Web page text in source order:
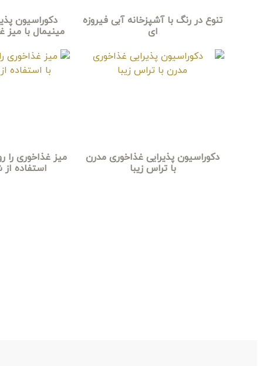
تنوع در رنگ با آشپزخانه آبی فیروزه
ای
دکوراسیون
مینیمال با
دکوراسیون پذیرایی غذاخوری مدرن
با تراس زیبا
میز غذاخوری را
استفاده